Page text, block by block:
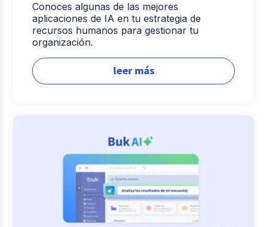
Conoces algunas de las mejores
aplicaciones de IA en tu estrategia de
recursos humanos para gestionar tu
organización.
leer más